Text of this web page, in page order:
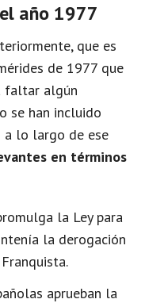
año 1977
que es
de 1977 que
faltar algún
se han incluido
a lo largo de ese
en términos
la Ley para
la derogación
aprueban la